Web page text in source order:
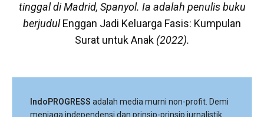
tinggal di Madrid, Spanyol. Ia adalah penulis buku
berjudulEnggan Jadi Keluarga Fasis: Kumpulan
Surat untuk Anak(2022).
IndoPROGRESS adalah media murni non-profit. Demi
menjaga independensi dan prinsip-prinsip jurnalistik